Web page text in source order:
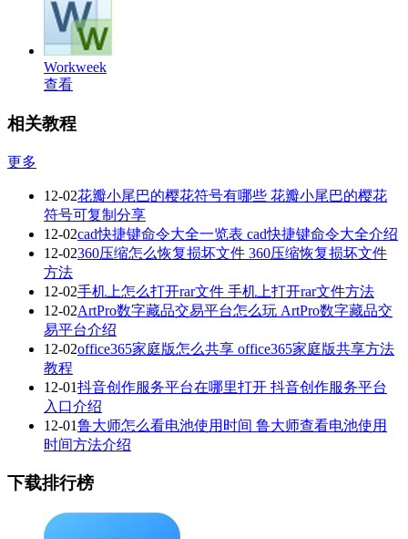
Workweek
查看
相关教程
更多
12-02花瓣小尾巴的樱花符号有哪些 花瓣小尾巴的樱花
符号可复制分享
12-02cad快捷键命令大全一览表 cad快捷键命令大全介绍
12-02360压缩怎么恢复损坏文件 360压缩恢复损坏文件
方法
12-02手机上怎么打开rar文件 手机上打开rar文件方法
12-02ArtPro数字藏品交易平台怎么玩 ArtPro数字藏品交
易平台介绍
12-02office365家庭版怎么共享 office365家庭版共享方法
教程
12-01抖音创作服务平台在哪里打开 抖音创作服务平台
入口介绍
12-01鲁大师怎么看电池使用时间 鲁大师查看电池使用
时间方法介绍
下载排行榜